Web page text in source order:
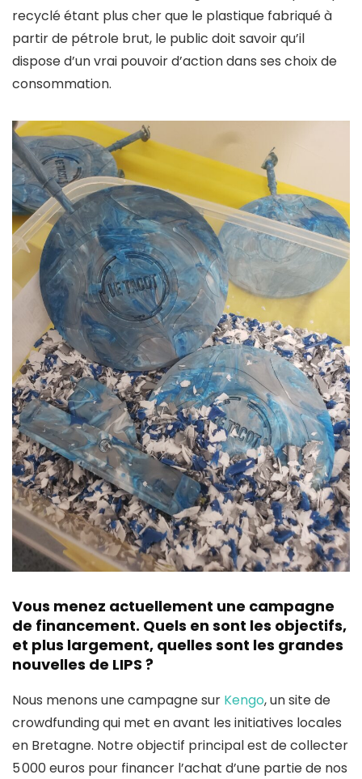
recyclé étant plus cher que le plastique fabriqué à
partir de pétrole brut, le public doit savoir qu’il
dispose d’un vrai pouvoir d’action dans ses choix de
consommation.
Vous menez actuellement une campagne
de financement. Quels en sont les objectifs,
et plus largement, quelles sont les grandes
nouvelles de LIPS ?
Nous menons une campagne sur Kengo, un site de
crowdfunding qui met en avant les initiatives locales
en Bretagne. Notre objectif principal est de collecter
5 000 euros pour financer l’achat d’une partie de nos